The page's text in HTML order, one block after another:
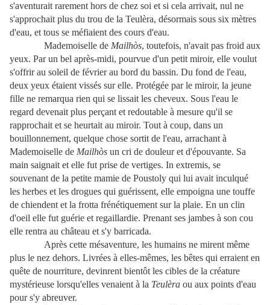
s'aventurait rarement hors de chez soi et si cela arrivait, nul ne
s'approchait plus du trou de la Teulèra, désormais sous six mètres
d'eau, et tous se méfiaient des cours d'eau.
Mademoiselle de Mailhòs, toutefois, n'avait pas froid aux
yeux. Par un bel après-midi, pourvue d'un petit miroir, elle voulut
s'offrir au soleil de février au bord du bassin. Du fond de l'eau,
deux yeux étaient vissés sur elle. Protégée par le miroir, la jeune
fille ne remarqua rien qui se lissait les cheveux. Sous l'eau le
regard devenait plus perçant et redoutable à mesure qu'il se
rapprochait et se heurtait au miroir. Tout à coup, dans un
bouillonnement, quelque chose sortit de l'eau, arrachant à
Mademoiselle de Mailhòs un cri de douleur et d'épouvante. Sa
main saignait et elle fut prise de vertiges. In extremis, se
souvenant de la petite mamie de Poustoly qui lui avait inculqué
les herbes et les drogues qui guérissent, elle empoigna une touffe
de chiendent et la frotta frénétiquement sur la plaie. En un clin
d'oeil elle fut guérie et regaillardie. Prenant ses jambes à son cou
elle rentra au château et s'y barricada.
Après cette mésaventure, les humains ne mirent même
plus le nez dehors. Livrées à elles-mêmes, les bêtes qui erraient en
quête de nourriture, devinrent bientôt les cibles de la créature
mystérieuse lorsqu'elles venaient à la Teulèra ou aux points d'eau
pour s'y abreuver.